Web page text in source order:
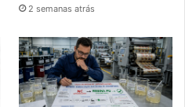
2 semanas atrás